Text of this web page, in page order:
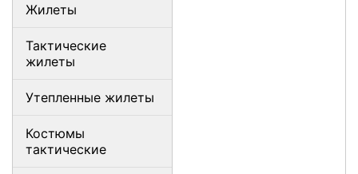
Жилеты
Тактические
жилеты
Утепленные жилеты
Костюмы
тактические